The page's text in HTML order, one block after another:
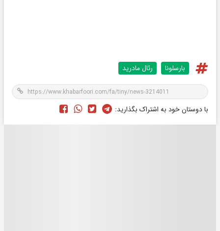
بارسلونا رئال مادرید
با دوستان خود به اشتراک بگذارید: